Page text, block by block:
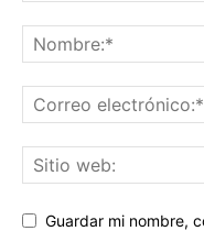
Guardar mi nombre,